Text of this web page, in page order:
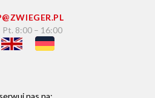
Pt. 8:00 – 16:00